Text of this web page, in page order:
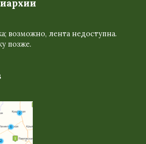
возможно, лента недоступна.
позже.